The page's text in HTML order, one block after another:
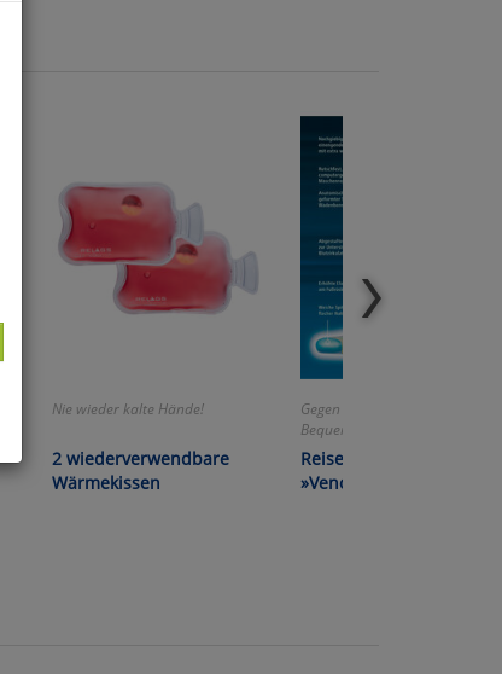
Nie wieder kalte Hände!
2 wiederverwendbare
Wärmekissen
Gegen Thrombosegefahr!
Bequem und unauffällig!
Reise-Stützstrümpfe
»Veno-Stütz« 2er-Pack